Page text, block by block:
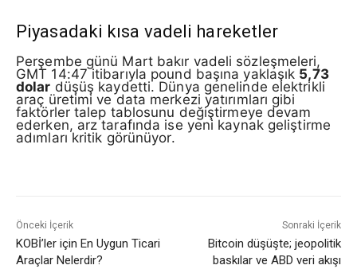
Piyasadaki kısa vadeli hareketler
Perşembe günü Mart bakır vadeli sözleşmeleri,
GMT 14:47 itibarıyla pound başına yaklaşık 5,73
dolar düşüş kaydetti. Dünya genelinde elektrikli
araç üretimi ve data merkezi yatırımları gibi
faktörler talep tablosunu değiştirmeye devam
ederken, arz tarafında ise yeni kaynak geliştirme
adımları kritik görünüyor.
Önceki İçerik
KOBİ’ler için En Uygun Ticari
Araçlar Nelerdir?
Sonraki İçerik
Bitcoin düşüşte; jeopolitik
baskılar ve ABD veri akışı